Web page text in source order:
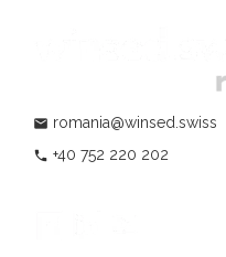
mail romania@winsed.swiss
phone +40 752 220 202